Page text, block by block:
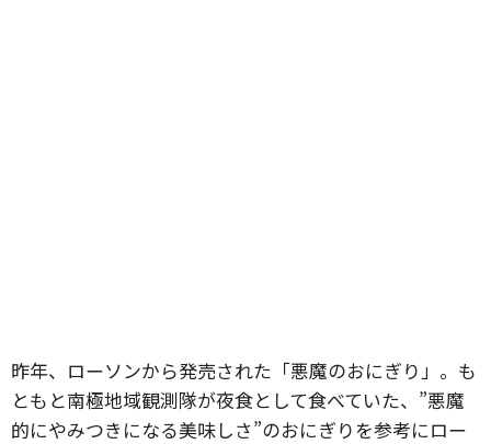
昨年、ローソンから発売された「悪魔のおにぎり」。も
ともと南極地域観測隊が夜食として食べていた、”悪魔
的にやみつきになる美味しさ”のおにぎりを参考にロー